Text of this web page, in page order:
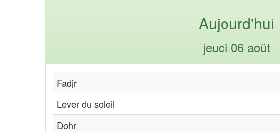
Aujourd'hui
jeudi 06 août
Fadjr
Lever du soleil
Dohr